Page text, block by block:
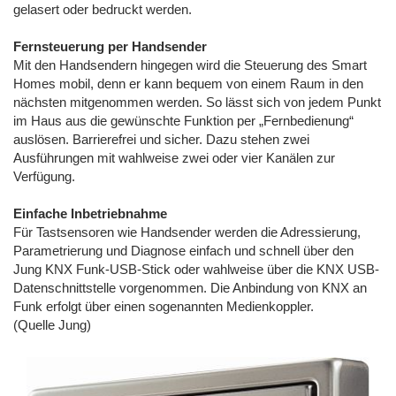
gelasert oder bedruckt werden.
Fernsteuerung per Handsender
Mit den Handsendern hingegen wird die Steuerung des Smart
Homes mobil, denn er kann bequem von einem Raum in den
nächsten mitgenommen werden. So lässt sich von jedem Punkt
im Haus aus die gewünschte Funktion per „Fernbedienung“
auslösen. Barrierefrei und sicher. Dazu stehen zwei
Ausführungen mit wahlweise zwei oder vier Kanälen zur
Verfügung.
Einfache Inbetriebnahme
Für Tastsensoren wie Handsender werden die Adressierung,
Parametrierung und Diagnose einfach und schnell über den
Jung KNX Funk-USB-Stick oder wahlweise über die KNX USB-
Datenschnittstelle vorgenommen. Die Anbindung von KNX an
Funk erfolgt über einen sogenannten Medienkoppler.
(Quelle Jung)